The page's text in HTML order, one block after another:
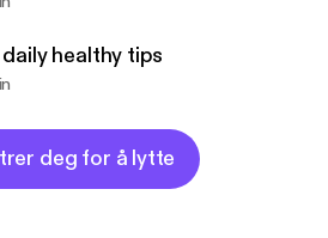
healthy tips
deg for å lytte